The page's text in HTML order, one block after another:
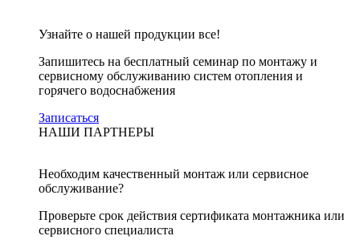
Узнайте о нашей продукции все!
Запишитесь на бесплатный семинар по монтажу и
сервисному обслуживанию систем отопления и
горячего водоснабжения
Записаться
НАШИ ПАРТНЕРЫ
Необходим качественный монтаж или сервисное
обслуживание?
Проверьте срок действия сертификата монтажника или
сервисного специалиста